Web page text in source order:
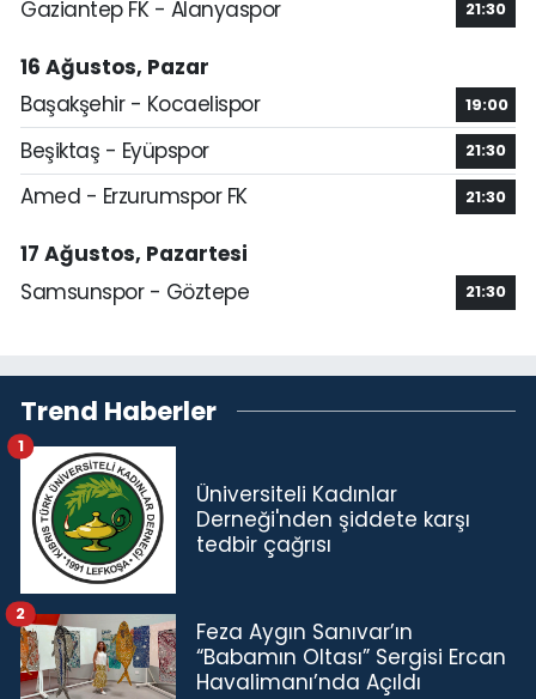
Gaziantep FK - Alanyaspor 21:30
16 Ağustos, Pazar
Başakşehir - Kocaelispor
19:00
Beşiktaş - Eyüpspor 21:30
Amed - Erzurumspor FK 21:30
17 Ağustos, Pazartesi
Samsunspor - Göztepe
21:30
Trend Haberler
Üniversiteli Kadınlar
Derneği'nden şiddete karşı
tedbir çağrısı
1
Feza Aygın Sanıvar’ın
“Babamın Oltası” Sergisi Ercan
Havalimanı’nda Açıldı
2